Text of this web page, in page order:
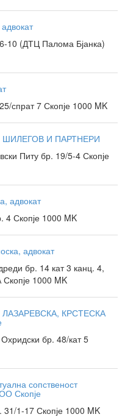
10 (ДТЦ Палома Бјанка)
спрат 7 Скопје 1000 MK
ШИЛЕГОВ И ПАРТНЕРИ
Питу бр. 19/5-4 Скопје
адвокат
Скопје 1000 MK
адвокат
бр. 14 кат 3 канц. 4,
1000 MK
ЛАЗАРЕВСКА, КРСТЕСКА
бр. 48/кат 5
сопственост
Скопје
31/1-17 Скопје 1000 MK